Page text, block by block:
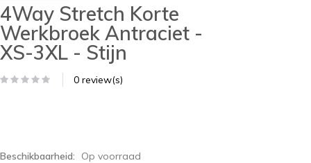
4Way Stretch Korte
Werkbroek Antraciet -
XS-3XL - Stijn
0 review(s)
Beschikbaarheid: Op voorraad